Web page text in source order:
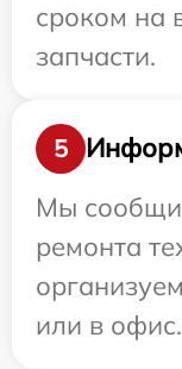
сроком на
запчасти.
5
Мы
ремонта
или в офис.